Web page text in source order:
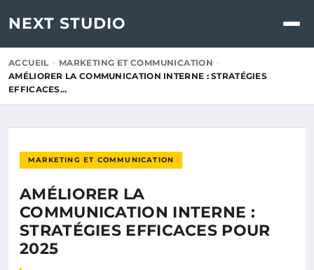
NEXT STUDIO
ACCUEIL
MARKETING ET COMMUNICATION
AMÉLIORER LA COMMUNICATION INTERNE : STRATÉGIES
EFFICACES…
MARKETING ET COMMUNICATION
AMÉLIORER LA
COMMUNICATION INTERNE :
STRATÉGIES EFFICACES POUR
2025